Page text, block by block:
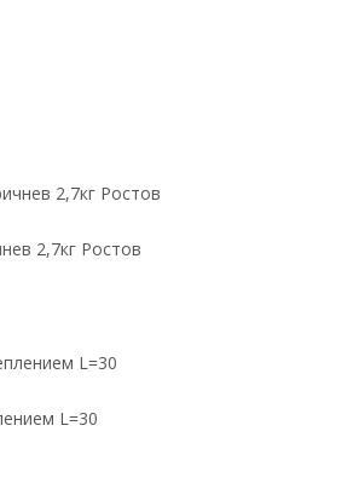
2,7кг Ростов
L=30